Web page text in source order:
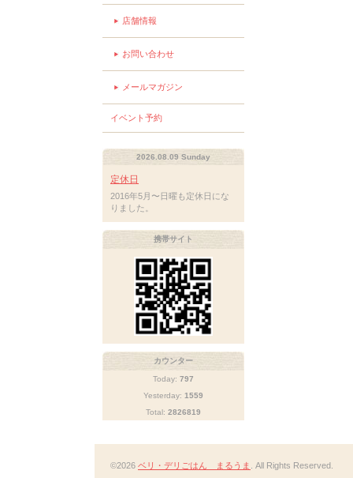
店舗情報
お問い合わせ
メールマガジン
イベント予約
2026.08.09 Sunday
定休日
2016年5月〜日曜も定休日にな
りました。
携帯サイト
カウンター
Today: 797
Yesterday: 1559
Total: 2826819
©2026 ベリ・デリごはん まるうま . All Rights Reserved.